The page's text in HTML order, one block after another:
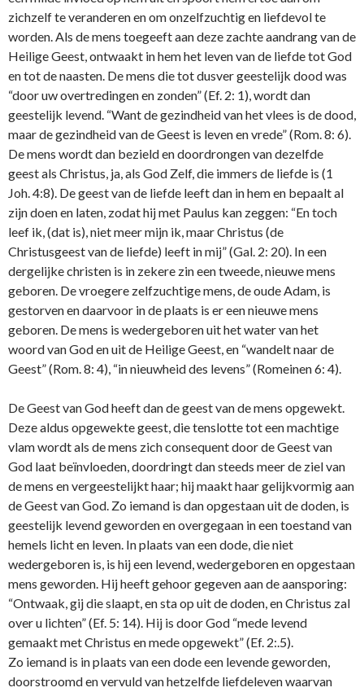
zichzelf te veranderen en om o­nzelfzuchtig en liefdevol te
worden. Als de mens toegeeft aan deze zachte aandrang van de
Heilige Geest, o­ntwaakt in hem het leven van de liefde tot God
en tot de naasten. De mens die tot dusver geestelijk dood was
“door uw overtredingen en zonden” (Ef. 2: 1), wordt dan
geestelijk levend. “Want de gezindheid van het vlees is de dood,
maar de gezindheid van de Geest is leven en vrede” (Rom. 8: 6).
De mens wordt dan bezield en doordrongen van dezelfde
geest als Christus, ja, als God Zelf, die immers de liefde is (1
Joh. 4:8). De geest van de liefde leeft dan in hem en bepaalt al
zijn doen en laten, zodat hij met Paulus kan zeggen: “En toch
leef ik, (dat is), niet meer mijn ik, maar Christus (de
Christusgeest van de liefde) leeft in mij” (Gal. 2: 20). In een
dergelijke christen is in zekere zin een tweede, nieuwe mens
geboren. De vroegere zelfzuchtige mens, de oude Adam, is
gestorven en daarvoor in de plaats is er een nieuwe mens
geboren. De mens is wedergeboren uit het water van het
woord van God en uit de Heilige Geest, en “wandelt naar de
Geest” (Rom. 8: 4), “in nieuwheid des levens” (Romeinen 6: 4).
De Geest van God heeft dan de geest van de mens opgewekt.
Deze aldus opgewekte geest, die tenslotte tot een machtige
vlam wordt als de mens zich consequent door de Geest van
God laat beïnvloeden, doordringt dan steeds meer de ziel van
de mens en vergeestelijkt haar; hij maakt haar gelijkvormig aan
de Geest van God. Zo iemand is dan opgestaan uit de doden, is
geestelijk levend geworden en overgegaan in een toestand van
hemels licht en leven. In plaats van een dode, die niet
wedergeboren is, is hij een levend, wedergeboren en opgestaan
mens geworden. Hij heeft gehoor gegeven aan de aansporing:
“Ontwaak, gij die slaapt, en sta op uit de doden, en Christus zal
over u lichten” (Ef. 5: 14). Hij is door God “mede levend
gemaakt met Christus en mede opgewekt” (Ef. 2:.5).
Zo iemand is in plaats van een dode een levende geworden,
doorstroomd en vervuld van hetzelfde liefdeleven waarvan